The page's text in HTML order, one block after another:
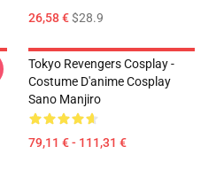
26,58 €$28.9
Tokyo Revengers Cosplay -
Costume D'anime Cosplay
Sano Manjiro
79,11 € - 111,31 €